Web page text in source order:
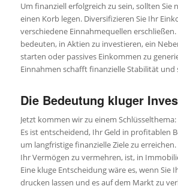
Um finanziell erfolgreich zu sein, sollten Sie
einen Korb legen. Diversifizieren Sie Ihr
verschiedene Einnahmequellen
bedeuten, in Aktien zu investieren, ein
starten oder passives Einkommen zu
Einnahmen schafft finanzielle Stabilität und
Die Bedeutung kluger
Jetzt kommen wir zu einem
Es ist entscheidend, Ihr Geld in profitablen
um langfristige finanzielle Ziele zu
Ihr Vermögen zu vermehren, ist, in
Eine kluge Entscheidung wäre es, wenn Sie
drucken lassen und es auf dem Markt zu